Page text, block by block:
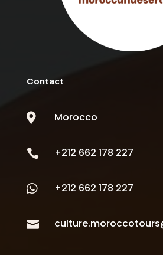
Contact
 Morocco
 +212 662 178 227
 +212 662 178 227
